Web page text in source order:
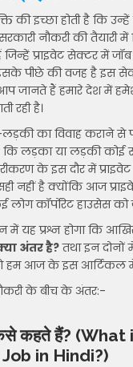
की इच्छा होती है कि
नौकरी की तैयारी में
प्राइवेट सेक्टर में
इसके पीछे की वजह है इस
जानते हैं हमारे देश में
रही है।
का विवाह कराने से
लड़का या लड़की कोई
के इस दौर में
नहीं है क्योंकि आज
लोग कॉर्पोरेट हाउसेस को
यह प्रश्न होगा कि
अंतर है?तथा इन दोनों
आज के इस आर्टिकल
के बीच के अंतर:-
कहते हैं? (What
in Hindi?)